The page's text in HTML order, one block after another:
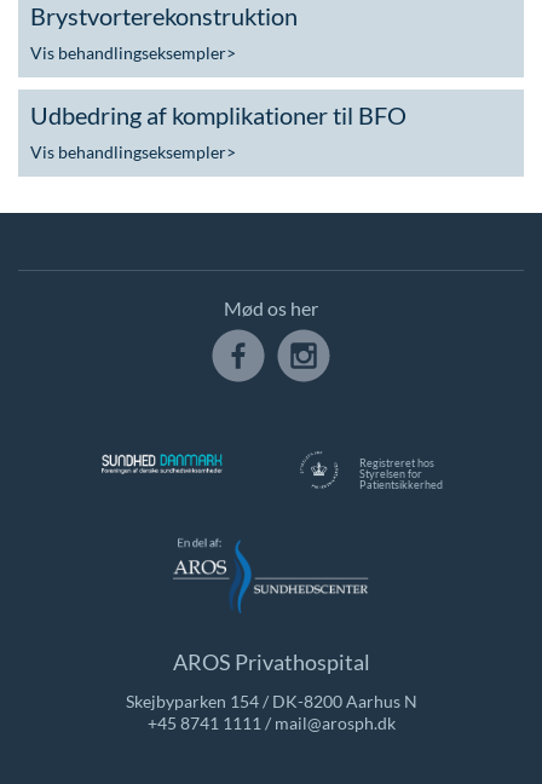
Brystvorterekonstruktion
Vis behandlingseksempler>
Udbedring af komplikationer til BFO
Vis behandlingseksempler>
Registreret hos
Styrelsen for
Patientsikkerhed
Mød os her
AROS Privathospital
Skejbyparken 154 / DK-8200 Aarhus N
+45 8741 1111 / mail@arosph.dk